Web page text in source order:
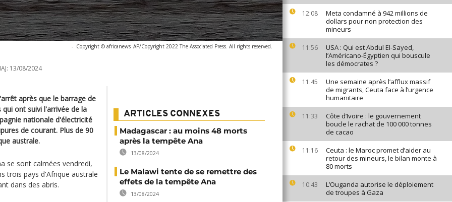
12:08
Meta condamné à 942 millions de
dollars pour non protection des
mineurs
11:56
USA : Qui est Abdul El-Sayed,
l’Américano-Égyptien qui bouscule
les démocrates ?
11:45
Une semaine après l’afflux massif
de migrants, Ceuta face à l’urgence
humanitaire
11:33
Côte d’Ivoire : le gouvernement
boucle le rachat de 100 000 tonnes
de cacao
11:16
Ceuta : le Maroc promet d’aider au
retour des mineurs, le bilan monte à
80 morts
10:43
L’Ouganda autorise le déploiement
de troupes à Gaza
- Copyright © africanews AP/Copyright 2022 The Associated Press. All rights reserved.
13/08/2024
après que le barrage de
ont suivi l'arrivée de la
nationale d'électricité
de courant. Plus de 90
australe.
se sont calmées vendredi,
trois pays d'Afrique australe
dans des abris.
ARTICLES CONNEXES
Madagascar : au moins 48 morts
après la tempête Ana
13/08/2024
Le Malawi tente de se remettre des
effets de la tempête Ana
13/08/2024